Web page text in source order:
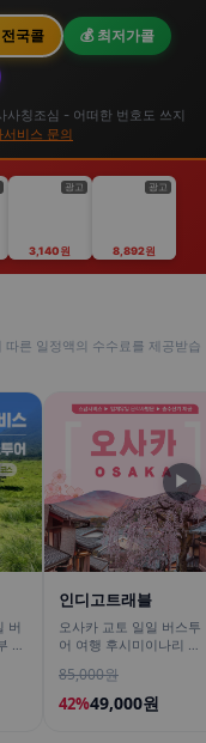
전국콜 💰 최저가콜
사칭조심 - 어떠한 번호도 쓰지
비스 문의
광고
3,140원
광고
8,892원
른 일정액의 수수료를 제공받습
버
유
인디고트래블
오사카 교토 일일 버스투
어 여행 후시미이나리 아
철학의길
85,000원
42%49,000원
▶